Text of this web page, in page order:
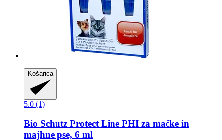
Košarica
5.0 (1)
Bio Schutz Protect Line PHI za mačke in
majhne pse, 6 ml